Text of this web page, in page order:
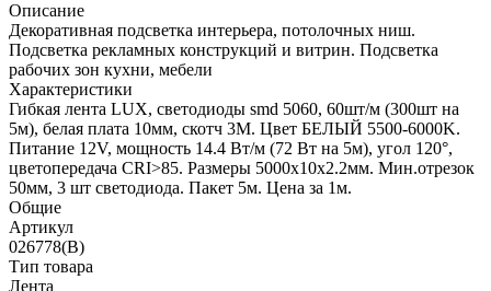
Описание
Декоративная подсветка интерьера, потолочных ниш.
Подсветка рекламных конструкций и витрин. Подсветка
рабочих зон кухни, мебели
Характеристики
Гибкая лента LUX, светодиоды smd 5060, 60шт/м (300шт на
5м), белая плата 10мм, скотч 3М. Цвет БЕЛЫЙ 5500-6000K.
Питание 12V, мощность 14.4 Вт/м (72 Вт на 5м), угол 120°,
цветопередача CRI>85. Размеры 5000х10x2.2мм. Мин.отрезок
50мм, 3 шт светодиода. Пакет 5м. Цена за 1м.
Общие
Артикул
026778(B)
Тип товара
Лента